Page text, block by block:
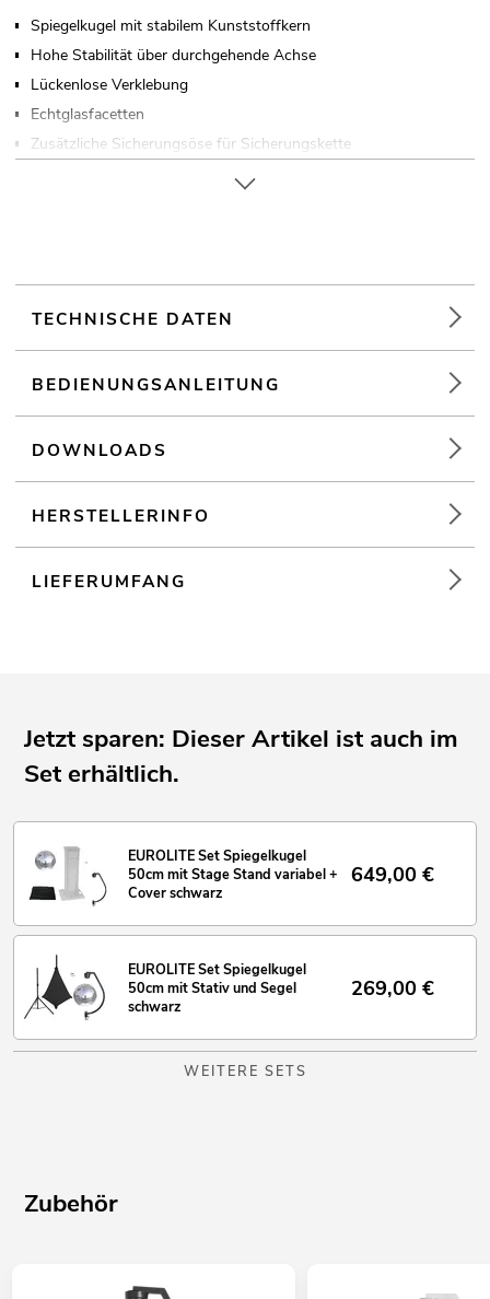
Spiegelkugel mit stabilem Kunststoffkern
Hohe Stabilität über durchgehende Achse
Lückenlose Verklebung
Echtglasfacetten
Zusätzliche Sicherungsöse für Sicherungskette
Für Anwendungsgebiete wie zum Beispiel: Clubs/Tanzschulen
TECHNISCHE DATEN
BEDIENUNGSANLEITUNG
DOWNLOADS
HERSTELLERINFO
LIEFERUMFANG
Jetzt sparen: Dieser Artikel ist auch im
Set erhältlich.
EUROLITE Set Spiegelkugel
50cm mit Stage Stand variabel +
Cover schwarz
649,00 €
EUROLITE Set Spiegelkugel
50cm mit Stativ und Segel
schwarz
269,00 €
WEITERE SETS
Zubehör